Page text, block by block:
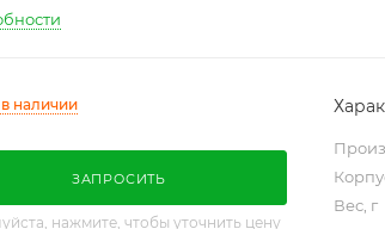
наличии
ЗАПРОСИТЬ
нажмите, чтобы уточнить цену
Вес, г